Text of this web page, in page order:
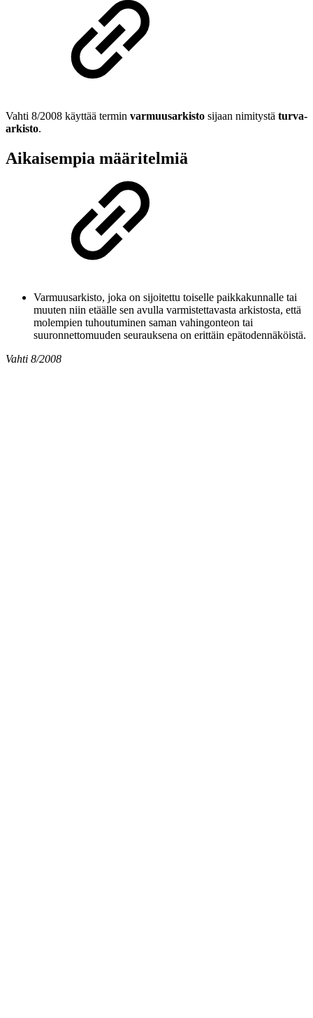
Vahti 8/2008 käyttää termin varmuusarkisto sijaan nimitystä turva-
arkisto.
Aikaisempia määritelmiä
Varmuusarkisto, joka on sijoitettu toiselle paikkakunnalle tai
muuten niin etäälle sen avulla varmistettavasta arkistosta, että
molempien tuhoutuminen saman vahingonteon tai
suuronnettomuuden seurauksena on erittäin epätodennäköistä.
Vahti 8/2008